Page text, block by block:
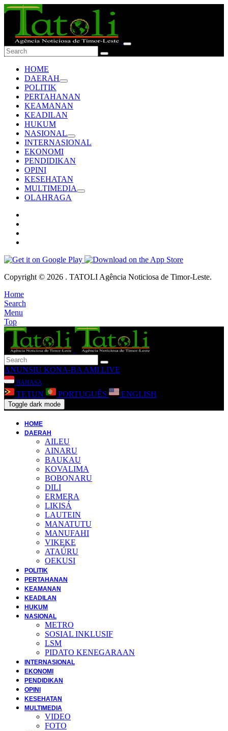
HOME
DAERAH
POLITIK
PERTAHANAN
KEAMANAN
KEADILAN
HUKUM
NASIONAL
INTERNASIONAL
EKONOMI
PENDIDIKAN
OPINI
KESEHATAN
MULTIMEDIA
OLAHRAGA
Copyright © 2026 . TATOLI Agência Noticiosa de Timor-Leste.
Home
Search
Menu
Top
ANUNSIU KONA-BA AMI LIVE
BAHASA
TETUN PORTUGUÊS ENGLISH
Toggle dark mode
HOME
DAERAH
AILEU
AINARU
BAUKAU
KOVALIMA
BOBONARU
DILI
ERMERA
LIKISÁ
LAUTEIN
MANATUTU
MANUFAHI
VIKEKE
ATAÚRU
OEKUSI
POLITIK
PERTAHANAN
KEAMANAN
KEADILAN
HUKUM
NASIONAL
METRO
SOSIAL INKLUSIF
LSM
PIDATO KENEGARAAN
INTERNASIONAL
EKONOMI
PENDIDIKAN
OPINI
KESEHATAN
MULTIMEDIA
VIDEO
FOTO